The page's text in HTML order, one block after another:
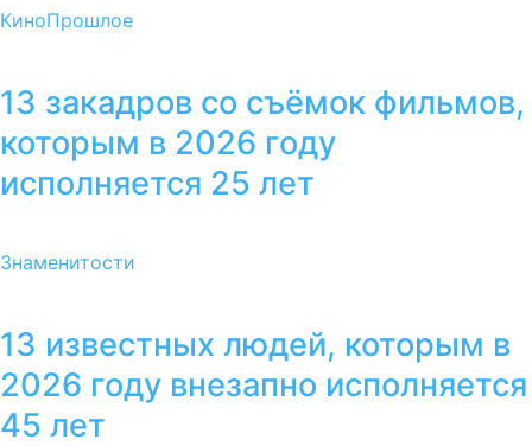
КиноПрошлое
13 закадров со съёмок фильмов,
которым в 2026 году
исполняется 25 лет
Знаменитости
13 известных людей, которым в
2026 году внезапно исполняется
45 лет